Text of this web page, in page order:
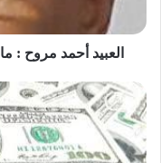
الدكتور
كامل العبيد أحمد مروح :
السودان
..
تطورات
في